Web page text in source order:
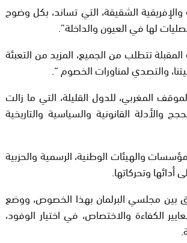
الشقيقة، التي تساند، بكل وضوح
لها في العيون والداخلة”.
تتطلب من الجميع، المزيد من التعبئة
والتصدي لمناورات الخصوم “.
المغربي، للدول القليلة، التي ما زالت
والأدلة القانونية والسياسية والتاريخية
والهيئات الوطنية، الرسمية والحزبية
أدائها وتحركاتها.
بين مجلسي البرلمان بهذا الخصوص، ووضع
الكفاءة والاختصاص، في اختيار الوفود،